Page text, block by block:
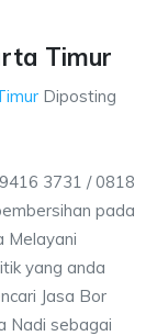
Timur
Diposting
3731 / 0818
pada
Melayani
yang anda
Jasa Bor
Nadi sebagai